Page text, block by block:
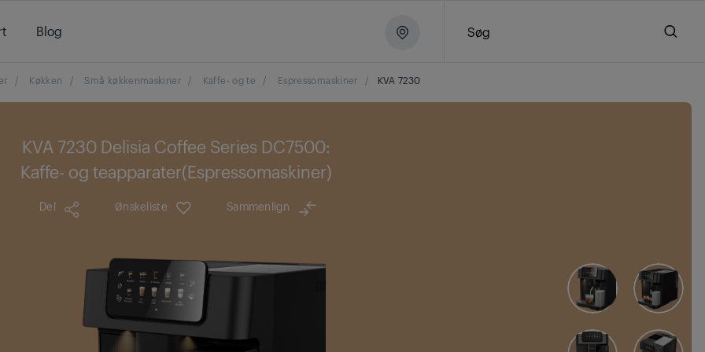
Blog Søg
/ Køkken / Små køkkenmaskiner / Kaffe- og te / Espressomaskiner / KVA 7230
KVA 7230 Delisia Coffee Series DC7500:
Kaffe- og teapparater(Espressomaskiner)
Del Ønskeliste Sammenlign